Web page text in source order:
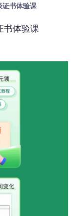
证书体验课
书体验课